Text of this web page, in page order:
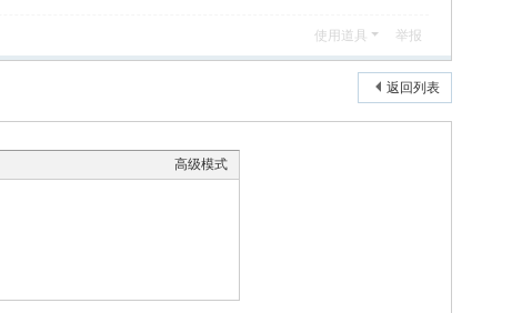
使用道具 举报
返回列表
高级模式